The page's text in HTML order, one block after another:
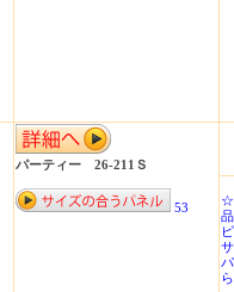
パーティー 26-211Ｓ
53